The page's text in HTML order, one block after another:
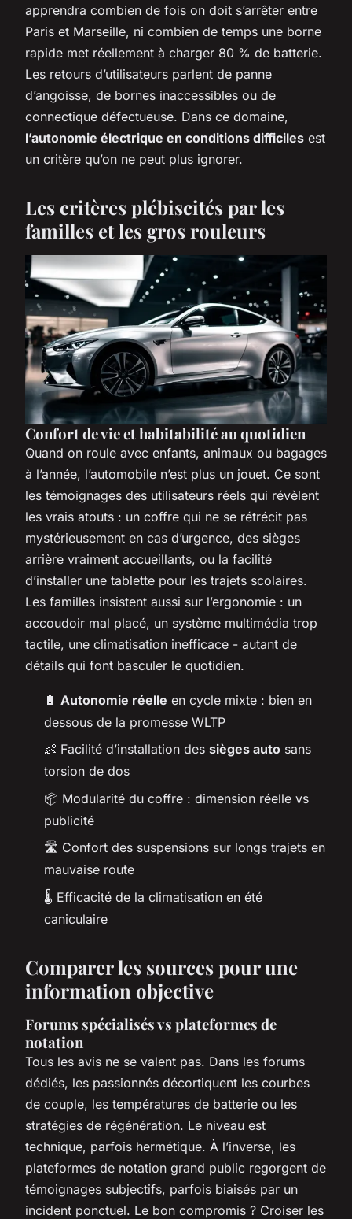
apprendra combien de fois on doit s’arrêter entre
Paris et Marseille, ni combien de temps une borne
rapide met réellement à charger 80 % de batterie.
Les retours d’utilisateurs parlent de panne
d’angoisse, de bornes inaccessibles ou de
connectique défectueuse. Dans ce domaine,
l’autonomie électrique en conditions difficiles est
un critère qu’on ne peut plus ignorer.
Les critères plébiscités par les
familles et les gros rouleurs
Confort de vie et habitabilité au quotidien
Quand on roule avec enfants, animaux ou bagages
à l’année, l’automobile n’est plus un jouet. Ce sont
les témoignages des utilisateurs réels qui révèlent
les vrais atouts : un coffre qui ne se rétrécit pas
mystérieusement en cas d’urgence, des sièges
arrière vraiment accueillants, ou la facilité
d’installer une tablette pour les trajets scolaires.
Les familles insistent aussi sur l’ergonomie : un
accoudoir mal placé, un système multimédia trop
tactile, une climatisation inefficace - autant de
détails qui font basculer le quotidien.
🔋 Autonomie réelle en cycle mixte : bien en
dessous de la promesse WLTP
👶 Facilité d’installation des sièges auto sans
torsion de dos
📦 Modularité du coffre : dimension réelle vs
publicité
🛣️ Confort des suspensions sur longs trajets en
mauvaise route
🌡️ Efficacité de la climatisation en été
caniculaire
Comparer les sources pour une
information objective
Forums spécialisés vs plateformes de
notation
Tous les avis ne se valent pas. Dans les forums
dédiés, les passionnés décortiquent les courbes
de couple, les températures de batterie ou les
stratégies de régénération. Le niveau est
technique, parfois hermétique. À l’inverse, les
plateformes de notation grand public regorgent de
témoignages subjectifs, parfois biaisés par un
incident ponctuel. Le bon compromis ? Croiser les